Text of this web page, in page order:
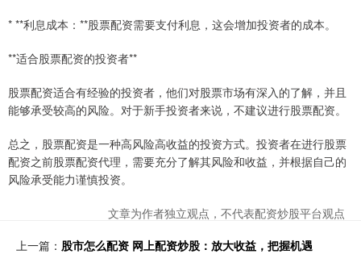
* **利息成本：**股票配资需要支付利息，这会增加投资者的成本。
**适合股票配资的投资者**
股票配资适合有经验的投资者，他们对股票市场有深入的了解，并且
能够承受较高的风险。对于新手投资者来说，不建议进行股票配资。
总之，股票配资是一种高风险高收益的投资方式。投资者在进行股票
配资之前股票配资代理，需要充分了解其风险和收益，并根据自己的
风险承受能力谨慎投资。
文章为作者独立观点，不代表配资炒股平台观点
上一篇： 股市怎么配资 网上配资炒股：放大收益，把握机遇